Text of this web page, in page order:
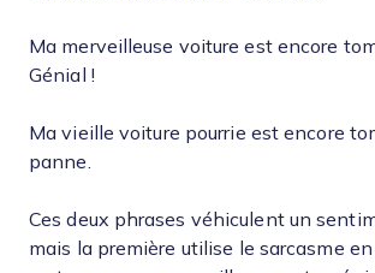
Ma merveilleuse voiture est encore
Génial !
Ma vieille voiture pourrie est encore
panne.
Ces deux phrases véhiculent un
mais la première utilise le sarcasme